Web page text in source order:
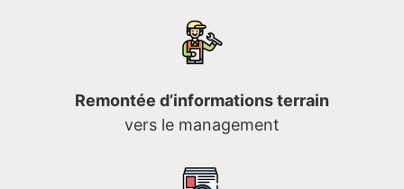
Remontée d’informations terrain
vers le management